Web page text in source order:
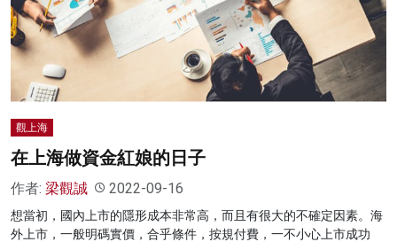
觀上海
在上海做資金紅娘的日子
作者: 梁觀誠 2022-09-16
想當初，國內上市的隱形成本非常高，而且有很大的不確定因素。海
外上市，一般明碼實價，合乎條件，按規付費，一不小心上市成功